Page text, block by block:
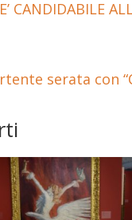
CANDIDABILE
serata con